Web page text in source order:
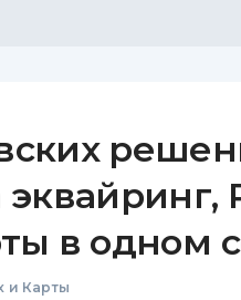
в одном
и Карты